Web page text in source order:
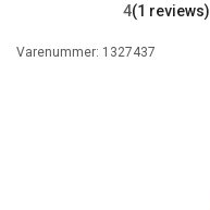
4(1 reviews)
Varenummer: 1327437